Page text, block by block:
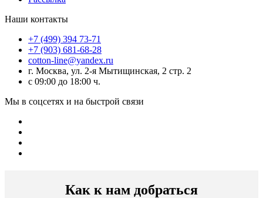
Наши контакты
+7 (499) 394 73-71
+7 (903) 681-68-28
cotton-line@yandex.ru
г. Москва, ул. 2-я Мытищинская, 2 стр. 2
с 09:00 до 18:00 ч.
Мы в соцсетях и на быстрой связи
Как к нам добраться